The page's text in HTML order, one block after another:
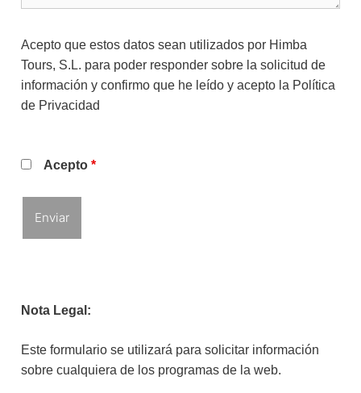
Acepto que estos datos sean utilizados por Himba
Tours, S.L. para poder responder sobre la solicitud de
información y confirmo que he leído y acepto la Política
de Privacidad
Acepto *
Nota Legal:
Este formulario se utilizará para solicitar información
sobre cualquiera de los programas de la web.